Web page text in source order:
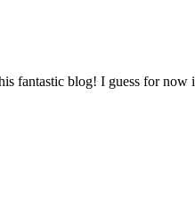
fantastic blog! I guess for